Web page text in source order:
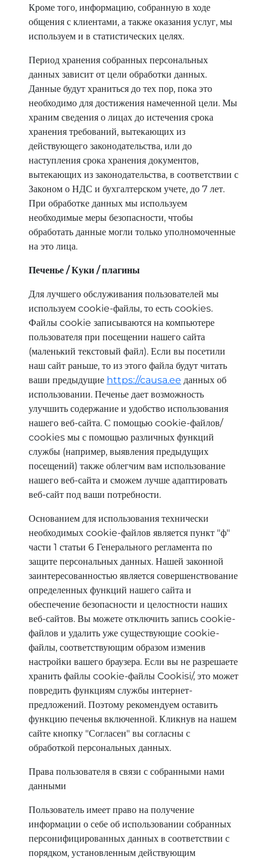
Кроме того, информацию, собранную в ходе
общения с клиентами, а также оказания услуг, мы
используем и в статистических целях.
Период хранения собранных персональных
данных зависит от цели обработки данных.
Данные будут храниться до тех пор, пока это
необходимо для достижения намеченной цели. Мы
храним сведения о лицах до истечения срока
хранения требований, вытекающих из
действующего законодательства, или до
наступления срока хранения документов,
вытекающих из законодательства, в соответствии с
Законом о НДС и бухгалтерском учете, до 7 лет.
При обработке данных мы используем
необходимые меры безопасности, чтобы
обработать данные могли только уполномоченные
на это лица.
Печенье / Куки / плагины
Для лучшего обслуживания пользователей мы
используем cookie-файлы, то есть cookies.
Файлы cookie записываются на компьютере
пользователя при посещении нашего сайта
(маленький текстовый файл). Если вы посетили
наш сайт раньше, то из этого файла будут читать
ваши предыдущие https://causa.ee данных об
использовании. Печенье дает возможность
улучшить содержание и удобство использования
нашего веб-сайта. С помощью cookie-файлов/
cookies мы с помощью различных функций
службы (например, выявления предыдущих
посещений) также облегчим вам использование
нашего веб-сайта и сможем лучше адаптировать
веб-сайт под ваши потребности.
Основанием для использования технически
необходимых cookie-файлов является пункт "ф"
части 1 статьи 6 Генерального регламента по
защите персональных данных. Нашей законной
заинтересованностью является совершенствование
определенных функций нашего сайта и
обеспечение безопасности и целостности наших
веб-сайтов. Вы можете отключить запись cookie-
файлов и удалить уже существующие cookie-
файлы, соответствующим образом изменив
настройки вашего браузера. Если вы не разрешаете
хранить файлы cookie-файлы Cookisi/, это может
повредить функциям службы интернет-
предложений. Поэтому рекомендуем оставить
функцию печенья включенной. Кликнув на нашем
сайте кнопку "Согласен" вы согласны с
обработкой персональных данных.
Права пользователя в связи с собранными нами
данными
Пользователь имеет право на получение
информации о себе об использовании собранных
персонифицированных данных в соответствии с
порядком, установленным действующим